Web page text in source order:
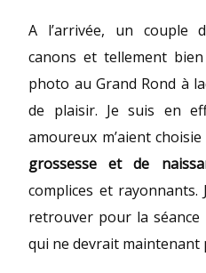
A l’arrivée, un couple
canons et tellement
photo au Grand Rond à
de plaisir. Je suis en
amoureux m’aient choisie
grossesse et de
complices et rayonnants.
retrouver pour la
qui ne devrait maintenant